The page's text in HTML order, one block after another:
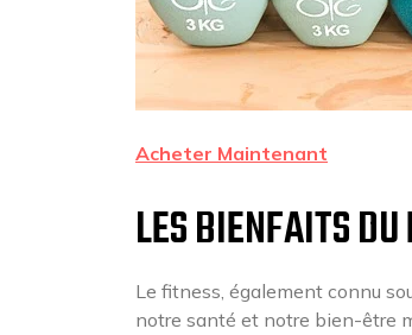
Acheter Maintenant
LES BIENFAITS
Le fitness, également connu
notre santé et notre bien-être